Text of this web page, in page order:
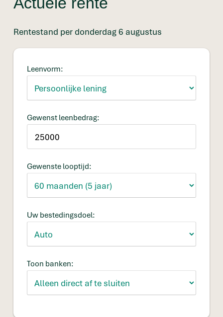
Rentestand per donderdag 6 augustus
Leenvorm:
Gewenst leenbedrag:
Gewenste looptijd:
Uw bestedingsdoel:
Toon banken: